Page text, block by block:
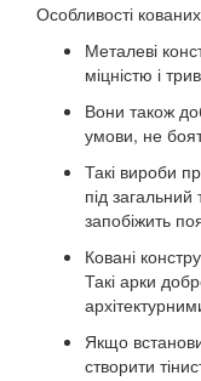
Особливості
Металеві
міцністю і
Вони також
умови, не
Такі вироби
під
запобіжить
Ковані
Такі арки
Якщо
створити